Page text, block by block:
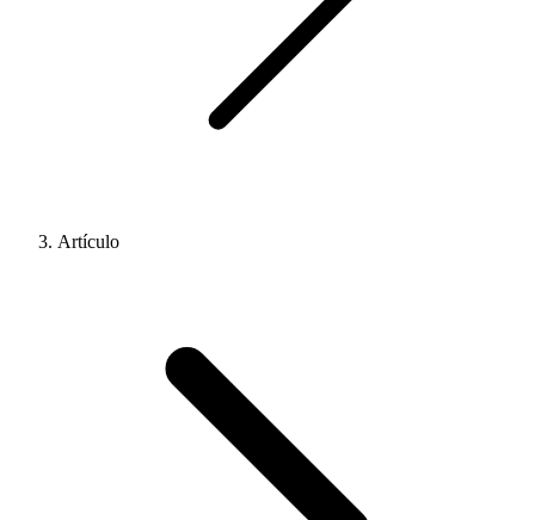
Artículo